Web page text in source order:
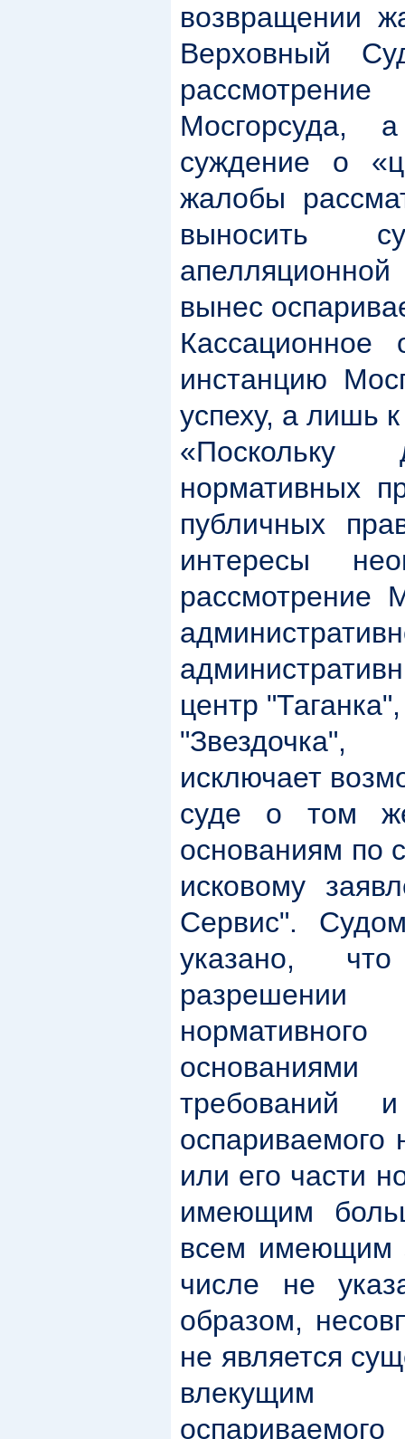
возвращении
Верховный
Мосгорсуда,
суждение о
жалобы
выносить
вынес
инстанцию
успеху, а лишь
нормативных
публичных
интересы
рассмотрение
центр
исключает
суде о том
основаниям по
исковому
Сервис".
указано,
требований и
оспариваемого
или его части
имеющим
всем имеющим
числе не
образом,
не является
влекущим
оспариваемого